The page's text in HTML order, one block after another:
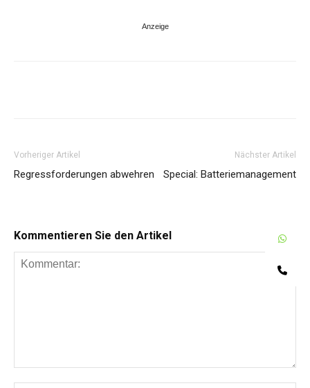
Vorheriger Artikel
Regressforderungen abwehren
Nächster Artikel
Special: Batteriemanagement
Kommentieren Sie den Artikel